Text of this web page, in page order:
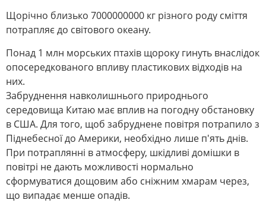
Щорічно близько 7000000000 кг різного роду сміття
потрапляє до світового океану.
Понад 1 млн морських птахів щороку гинуть внаслідок
опосередкованого впливу пластикових відходів на
них.
Забруднення навколишнього природнього
середовища Китаю має вплив на погодну обстановку
в США. Для того, щоб забруднене повітря потрапило з
Піднебесної до Америки, необхідно лише п'ять днів.
При потраплянні в атмосферу, шкідливі домішки в
повітрі не дають можливості нормально
сформуватися дощовим або сніжним хмарам через,
що випадає менше опадів.